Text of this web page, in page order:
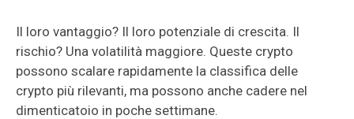
Il loro vantaggio? Il loro potenziale di crescita. Il
rischio? Una volatilità maggiore. Queste crypto
possono scalare rapidamente la classifica delle
crypto più rilevanti, ma possono anche cadere nel
dimenticatoio in poche settimane.